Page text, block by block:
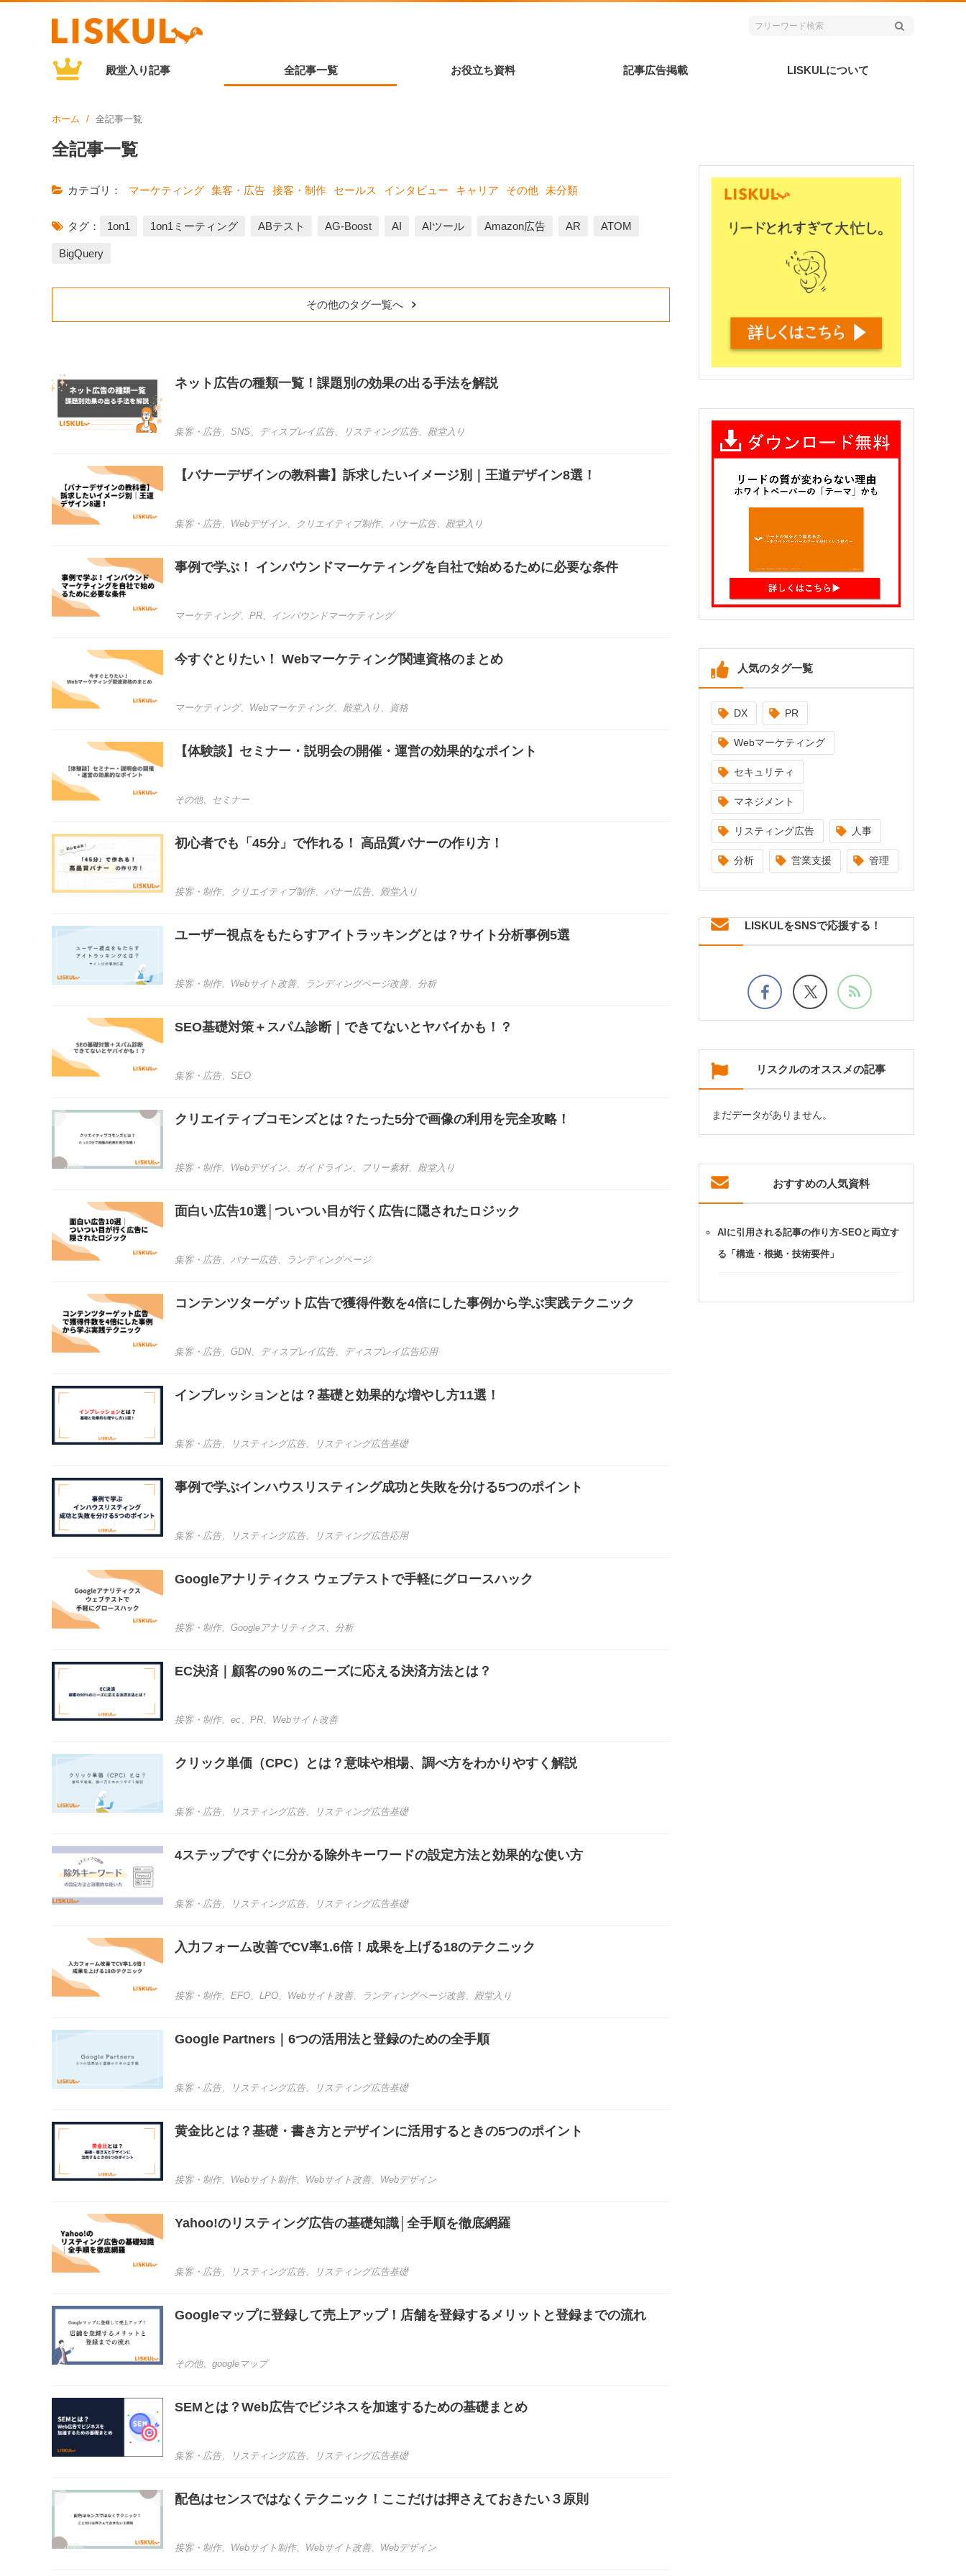
殿堂入り記事 全記事一覧 お役立ち資料 記事広告掲載 LISKULについて
ホーム 全記事一覧
全記事一覧
カテゴリ： マーケティング 集客・広告 接客・制作 セールス インタビュー キャリア その他 未分類
タグ： 1on1 1on1ミーティング ABテスト AG-Boost AI AIツール Amazon広告 AR ATOM
BigQuery
その他のタグ一覧へ
ネット広告の種類一覧！課題別の効果の出る手法を解説
集客・広告、 SNS、 ディスプレイ広告、 リスティング広告、 殿堂入り
【バナーデザインの教科書】訴求したいイメージ別｜王道デザイン8選！
集客・広告、 Webデザイン、 クリエイティブ制作、 バナー広告、 殿堂入り
事例で学ぶ！ インバウンドマーケティングを自社で始めるために必要な条件
マーケティング、 PR、 インバウンドマーケティング
今すぐとりたい！ Webマーケティング関連資格のまとめ
マーケティング、 Webマーケティング、 殿堂入り 、 資格
【体験談】セミナー・説明会の開催・運営の効果的なポイント
その他、 セミナー
初心者でも「45分」で作れる！ 高品質バナーの作り方！
接客・制作、 クリエイティブ制作、 バナー広告、 殿堂入り
ユーザー視点をもたらすアイトラッキングとは？サイト分析事例5選
接客・制作、 Webサイト改善、 ランディングページ改善、 分析
SEO基礎対策＋スパム診断｜できてないとヤバイかも！？
集客・広告、 SEO
クリエイティブコモンズとは？たった5分で画像の利用を完全攻略！
接客・制作、 Webデザイン、 ガイドライン、 フリー素材、 殿堂入り
面白い広告10選│ついつい目が行く広告に隠されたロジック
集客・広告、 バナー広告、 ランディングページ
コンテンツターゲット広告で獲得件数を4倍にした事例から学ぶ実践テクニック
集客・広告、 GDN、 ディスプレイ広告、 ディスプレイ広告応用
インプレッションとは？基礎と効果的な増やし方11選！
集客・広告、 リスティング広告、 リスティング広告基礎
事例で学ぶインハウスリスティング成功と失敗を分ける5つのポイント
集客・広告、 リスティング広告、 リスティング広告応用
Googleアナリティクス ウェブテストで手軽にグロースハック
接客・制作、 Googleアナリティクス 、 分析
EC決済｜顧客の90％のニーズに応える決済方法とは？
接客・制作、 ec 、 PR、 Webサイト改善
クリック単価（CPC）とは？意味や相場、調べ方をわかりやすく解説
集客・広告、 リスティング広告、 リスティング広告基礎
4ステップですぐに分かる除外キーワードの設定方法と効果的な使い方
集客・広告、 リスティング広告、 リスティング広告基礎
入力フォーム改善でCV率1.6倍！成果を上げる18のテクニック
接客・制作、 EFO、 LPO、 Webサイト改善、 ランディングページ改善、 殿堂入り
Google Partners｜6つの活用法と登録のための全手順
集客・広告、 リスティング広告、 リスティング広告基礎
黄金比とは？基礎・書き方とデザインに活用するときの5つのポイント
接客・制作、 Webサイト制作、 Webサイト改善、 Webデザイン
Yahoo!のリスティング広告の基礎知識│全手順を徹底網羅
集客・広告、 リスティング広告、 リスティング広告基礎
Googleマップに登録して売上アップ！店舗を登録するメリットと登録までの流れ
その他、 googleマップ
SEMとは？Web広告でビジネスを加速するための基礎まとめ
集客・広告、 リスティング広告、 リスティング広告基礎
配色はセンスではなくテクニック！ここだけは押さえておきたい３原則
接客・制作、 Webサイト制作、 Webサイト改善、 Webデザイン
人気のタグ一覧
DX PR
Webマーケティング
セキュリティ
マネジメント
リスティング広告 人事
分析 営業支援 管理
LISKULをSNSで応援する！
リスクルのオススメの記事
まだデータがありません。
おすすめの人気資料
AIに引用される記事の作り方-SEOと両立す
る「構造・根拠・技術要件」